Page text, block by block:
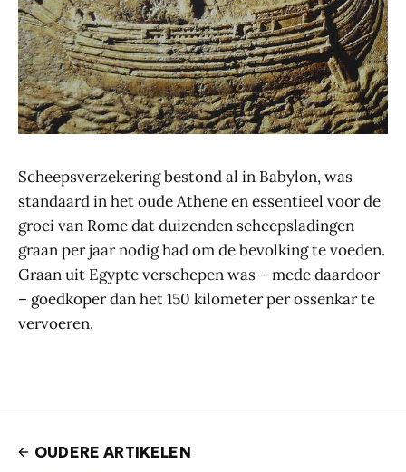
Scheepsverzekering bestond al in Babylon, was
standaard in het oude Athene en essentieel voor de
groei van Rome dat duizenden scheepsladingen
graan per jaar nodig had om de bevolking te voeden.
Graan uit Egypte verschepen was – mede daardoor
– goedkoper dan het 150 kilometer per ossenkar te
vervoeren.
OUDERE ARTIKELEN